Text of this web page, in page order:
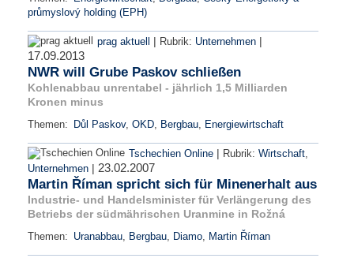
průmyslový holding (EPH)
prag aktuell | Rubrik: Unternehmen |
17.09.2013
NWR will Grube Paskov schließen
Kohlenabbau unrentabel - jährlich 1,5 Milliarden
Kronen minus
Themen: Důl Paskov, OKD, Bergbau, Energiewirtschaft
Tschechien Online | Rubrik: Wirtschaft,
Unternehmen | 23.02.2007
Martin Říman spricht sich für Minenerhalt aus
Industrie- und Handelsminister für Verlängerung des
Betriebs der südmährischen Uranmine in Rožná
Themen: Uranabbau, Bergbau, Diamo, Martin Říman